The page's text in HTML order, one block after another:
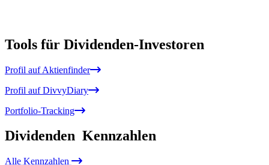
Tools für Dividenden-Investoren
Profil auf Aktienfinder
Profil auf DivvyDiary
Portfolio-Tracking
Dividenden Kennzahlen
Alle Kennzahlen